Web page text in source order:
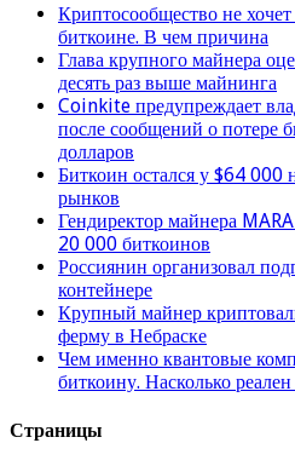
Криптосообщество не
биткоине. В чем причина
Глава крупного майнера
десять раз выше майнинга
Coinkite предупреждает
после сообщений о потере
долларов
Биткоин остался у $64 000
рынков
Гендиректор майнера
20 000 биткоинов
Россиянин организовал
контейнере
Крупный майнер
ферму в Небраске
Чем именно квантовые
биткоину. Насколько
Страницы